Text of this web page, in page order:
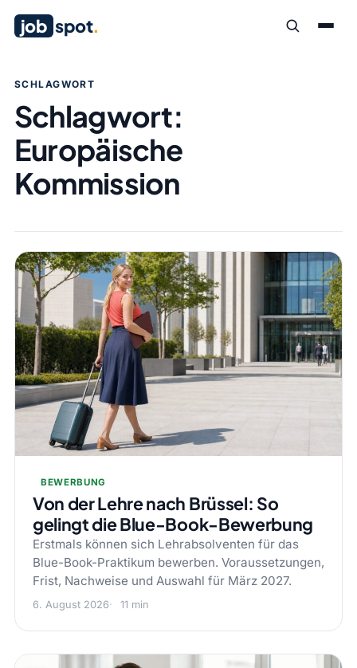
job spot.
SCHLAGWORT
Schlagwort:
Europäische
Kommission
BEWERBUNG
Von der Lehre nach Brüssel: So
gelingt die Blue-Book-Bewerbung
Erstmals können sich Lehrabsolventen für das
Blue-Book-Praktikum bewerben. Voraussetzungen,
Frist, Nachweise und Auswahl für März 2027.
6. August 2026 11 min